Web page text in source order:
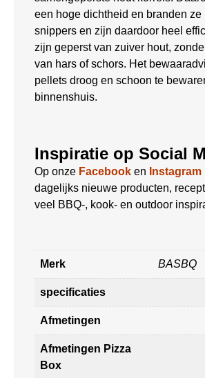
een hoge dichtheid en branden ze
snippers en zijn daardoor heel
zijn geperst van zuiver hout,
van hars of schors. Het
pellets droog en schoon te
binnenshuis.
Inspiratie op Social
Op onze Facebook en Instagram
dagelijks nieuwe producten,
veel BBQ-, kook- en outdoor
Merk BASBQ
specificaties
Afmetingen
Afmetingen Pizza
Box